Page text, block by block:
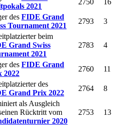
2021
2750 16
des FIDE Grand
Tournament 2021
2793 3
beim
Grand Swiss
2021
2783 4
des FIDE Grand
2022
2760 11
des
Grand Prix 2022
2764 8
als Ausgleich
Rücktritt vom
2020
2753 13